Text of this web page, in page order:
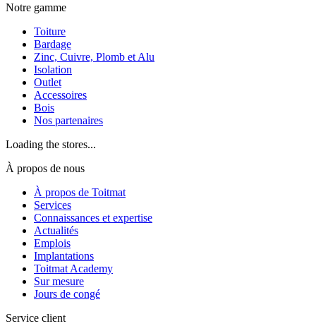
Notre gamme
Toiture
Bardage
Zinc, Cuivre, Plomb et Alu
Isolation
Outlet
Accessoires
Bois
Nos partenaires
Loading the stores...
À propos de nous
À propos de Toitmat
Services
Connaissances et expertise
Actualités
Emplois
Implantations
Toitmat Academy
Sur mesure
Jours de congé
Service client